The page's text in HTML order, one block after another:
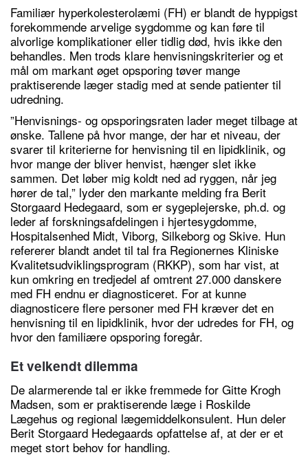
Familiær hyperkolesterolæmi (FH) er blandt de hyppigst
forekommende arvelige sygdomme og kan føre til
alvorlige komplikationer eller tidlig død, hvis ikke den
behandles. Men trods klare henvisningskriterier og et
mål om markant øget opsporing tøver mange
praktiserende læger stadig med at sende patienter til
udredning.
”Henvisnings- og opsporingsraten lader meget tilbage at
ønske. Tallene på hvor mange, der har et niveau, der
svarer til kriterierne for henvisning til en lipidklinik, og
hvor mange der bliver henvist, hænger slet ikke
sammen. Det løber mig koldt ned ad ryggen, når jeg
hører de tal,” lyder den markante melding fra Berit
Storgaard Hedegaard, som er sygeplejerske, ph.d. og
leder af forskningsafdelingen i hjertesygdomme,
Hospitalsenhed Midt, Viborg, Silkeborg og Skive. Hun
refererer blandt andet til tal fra Regionernes Kliniske
Kvalitetsudviklingsprogram (RKKP), som har vist, at
kun omkring en tredjedel af omtrent 27.000 danskere
med FH endnu er diagnosticeret. For at kunne
diagnosticere flere personer med FH kræver det en
henvisning til en lipidklinik, hvor der udredes for FH, og
hvor den familiære opsporing foregår.
Et velkendt dilemma
De alarmerende tal er ikke fremmede for Gitte Krogh
Madsen, som er praktiserende læge i Roskilde
Lægehus og regional lægemiddelkonsulent. Hun deler
Berit Storgaard Hedegaards opfattelse af, at der er et
meget stort behov for handling.